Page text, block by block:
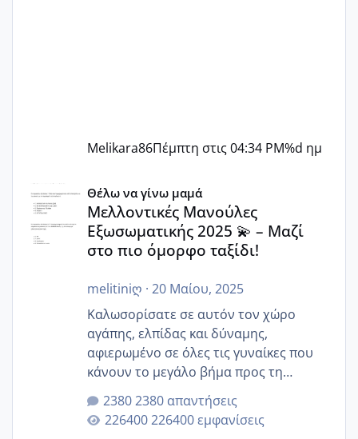
Melikara86Πέμπτη στις 04:34 PM%d ημ
Μελλοντικές Μανούλες Εξωσωματικής 2025 💫 – Μαζί
Θέλω να γίνω μαμά
Μελλοντικές Μανούλες
Εξωσωματικής 2025 💫 – Μαζί
στο πιο όμορφο ταξίδι!
melitiniღ · 20 Μαίου, 2025
Καλωσορίσατε σε αυτόν τον χώρο
αγάπης, ελπίδας και δύναμης,
αφιερωμένο σε όλες τις γυναίκες που
κάνουν το μεγάλο βήμα προς τη
μητρότητα μέσω εξωσωματικής το 2025.
Εδώ θα μοιραστούμε αγωνίες, χαρές,
εμπειρίες και κάθε μικρή ή μεγάλη
2380 απαντήσεις
226400 εμφανίσεις